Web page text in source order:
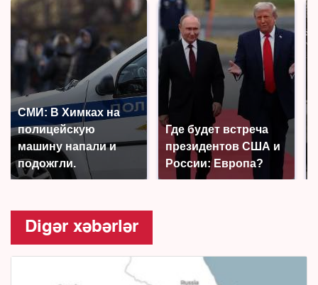
СМИ: В Химках на
полицейскую
машину напали и
подожгли.
Где будет встреча
президентов США и
России: Европа?
Digər xəbərlər